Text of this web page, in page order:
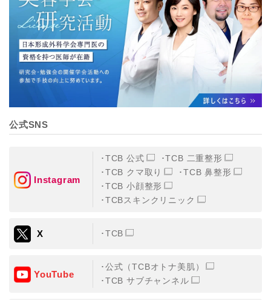
TCBグループは、取り扱う個人情報を、厳正な管理の下
に蓄積・保管し、当該個人情報への不正アクセス・紛
失・破壊・改ざんおよび漏洩等を防止するため、必要か
つ適切な組織的・人的・物理的・技術的防御措置を講じ
ます。
【個人情報の共同利用について】
TCBグループは、【利用目的】達成に必要な範囲で、取
得情報を共同して利用することがあります。
なお、共同利用にあたっては、一般社団法人メディカル
す。
一般社団法人メディカルアライアンス
①共同して利用される情報
②共同して利用する者の範囲
③共同利用する者の利用目的
公式SNS
Instagram
TCB 公式
TCB 二重整形
TCB クマ取り
TCB 鼻整形
TCB 小顔整形
TCBスキンクリニック
X TCB
YouTube
公式（TCBオトナ美肌）
TCB サブチャンネル